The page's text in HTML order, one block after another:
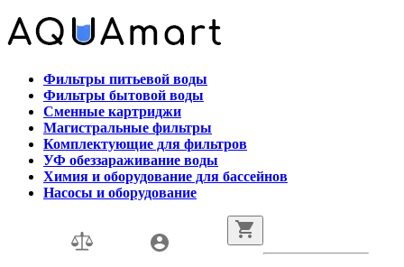
Фильтры питьевой воды
Фильтры бытовой воды
Сменные картриджи
Магистральные фильтры
Комплектующие для фильтров
УФ обеззараживание воды
Химия и оборудование для бассейнов
Насосы и оборудование